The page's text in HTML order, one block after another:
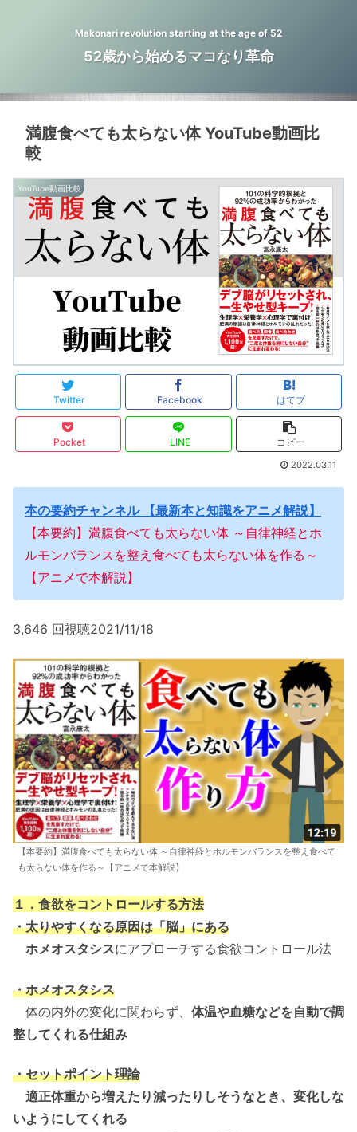
Makonari revolution starting at the age of 52
52歳から始めるマコなり革命
満腹食べても太らない体 YouTube動画比
較
YouTube動画比較
Twitter Facebook はてブ
Pocket LINE コピー
2022.03.11
本の要約チャンネル 【最新本と知識をアニメ解説】
【本要約】満腹食べても太らない体 ～自律神経とホ
ルモンバランスを整え食べても太らない体を作る～
【アニメで本解説】
3,646 回視聴2021/11/18
【本要約】満腹食べても太らない体 ～自律神経とホルモンバランスを整え食べて
も太らない体を作る～【アニメで本解説】
１．食欲をコントロールする方法
・太りやすくなる原因は「脳」にある
ホメオスタシスにアプローチする食欲コントロール法
・ホメオスタシス
体の内外の変化に関わらず、 体温や血糖などを自動で調
整してくれる仕組み
・セットポイント理論
適正体重から増えたり減ったりしそうなとき、変化しな
いようにしてくれる